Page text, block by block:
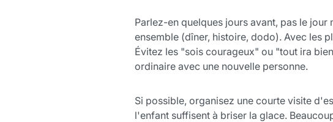
Parlez-en quelques jours avant, pas le
ensemble (dîner, histoire, dodo). Avec les
Évitez les "sois courageux" ou "tout ira
ordinaire avec une nouvelle personne.
Si possible, organisez une courte visite
l'enfant suffisent à briser la glace.